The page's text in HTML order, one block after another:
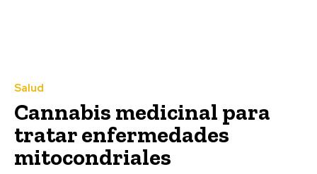
Salud
Cannabis medicinal para
tratar enfermedades
mitocondriales